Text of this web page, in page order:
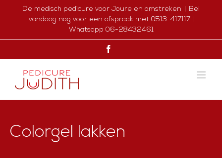
De medisch pedicure voor Joure en omstreken
Bel
vandaag nog voor een afspraak met 0513-417117 |
Whatsapp 06-28432461
Colorgel lakken